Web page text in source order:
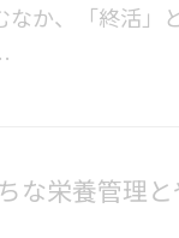
なか、「終活」
な栄養管理